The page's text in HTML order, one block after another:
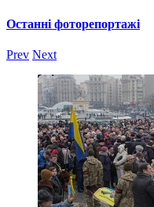
Останні фоторепортажі
Prev Next